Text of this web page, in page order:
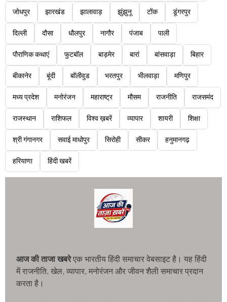
जोधपुर झारखंड झालावाड़ झुंझुनू टोंक डूंगरपुर
दिल्ली दौसा धौलपुर नागौर पंजाब पाली
पौराणिक कथाएं फुटबॉल बाड़मेर बारां बांसवाड़ा बिहार
बीकानेर बूंदी बॉलीवुड भरतपुर भीलवाड़ा मणिपुर
मध्य प्रदेश मनोरंजन महाराष्ट्र मौसम राजनीति राजसमंद
राजस्थान राशिफल विश्व ख़बरें व्यापार शायरी शिक्षा
श्री गंगानगर सवाई माधोपुर सिरोही सीकर हनुमानगढ़
हरियाणा हिंदी खबरें
आज की ताजा खबरेएक भारतीय हिंदी समाचार वेबसाइट है। यह हिंदी
में राजनीति, खेल, व्यापार, मनोरंजन और जीवन शैली समाचार प्रदान
करता है।